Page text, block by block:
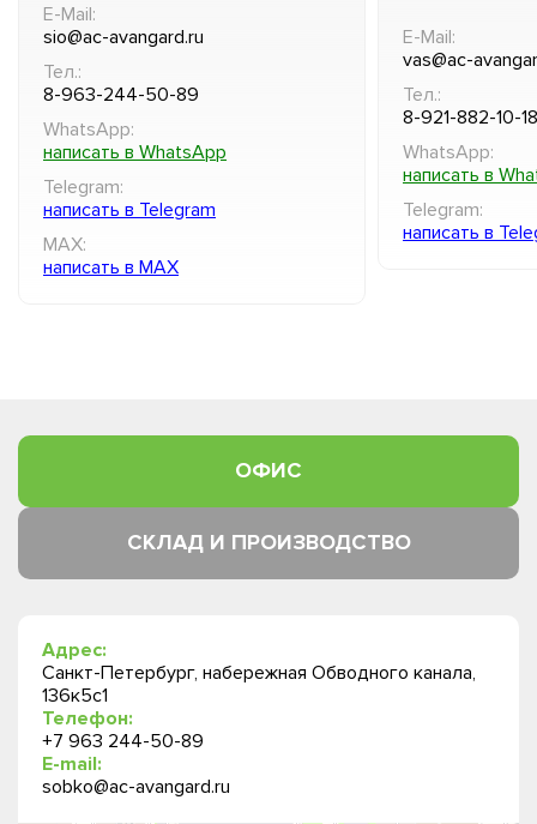
E-Mail:
sio@ac-avangard.ru
Тел.:
8-963-244-50-89
WhatsApp:
написать в WhatsApp
Telegram:
написать в Telegram
MAX:
написать в MAX
E-Mail:
vas@ac-
Тел.:
8-921-882-10-18
WhatsApp:
написать в
Telegram:
написать в
ОФИС
СКЛАД И ПРОИЗВОДСТВО
Адрес:
Санкт-Петербург, набережная Обводного канала,
136к5с1
Телефон:
+7 963 244-50-89
E-mail:
sobko@ac-avangard.ru